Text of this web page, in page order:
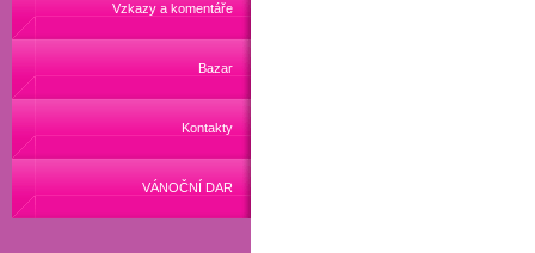
Vzkazy a komentáře
Bazar
Kontakty
VÁNOČNÍ DAR